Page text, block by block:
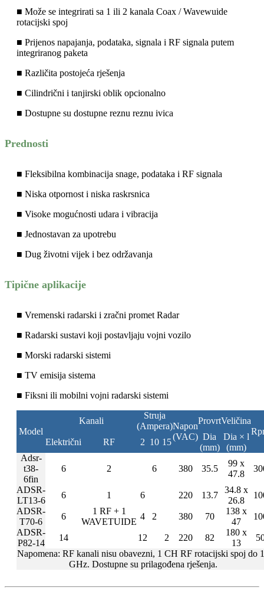
■ Može se integrirati sa 1 ili 2 kanala Coax / Wavewuide
rotacijski spoj
■ Prijenos napajanja, podataka, signala i RF signala putem
integriranog paketa
■ Različita postojeća rješenja
■ Cilindrični i tanjirski oblik opcionalno
■ Dostupne su dostupne reznu reznu ivica
Prednosti
■ Fleksibilna kombinacija snage, podataka i RF signala
■ Niska otpornost i niska raskrsnica
■ Visoke mogućnosti udara i vibracija
■ Jednostavan za upotrebu
■ Dug životni vijek i bez održavanja
Tipične aplikacije
■ Vremenski radarski i zračni promet Radar
■ Radarski sustavi koji postavljaju vojni vozilo
■ Morski radarski sistemi
■ TV emisija sistema
■ Fiksni ili mobilni vojni radarski sistemi
Model
Kanali
Struja
(Ampera)Napon
(VAC)
ProvrtVeličina
Električni
RF 2 10 15
Dia
(mm)
Dia × l
(mm)
Adsr-
t38-
6fin
6 2 6 380 35.5
99 x
47.8
ADSR-
LT13-6
6 1 6 220 13.7
34.8 x
26.8
ADSR-
T70-6
6
1 RF + 1
WAVETUIDE
4 2 380 70
138 x
47
ADSR-
P82-14
14 12 2 220 82
180 x
13
Napomena: RF kanali nisu obavezni, 1 CH RF rotacijski spoj do
GHz. Dostupne su prilagođena rješenja.